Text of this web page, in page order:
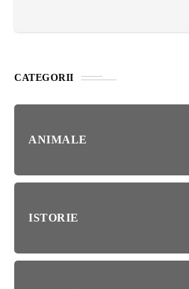
CATEGORII
ANIMALE
ISTORIE